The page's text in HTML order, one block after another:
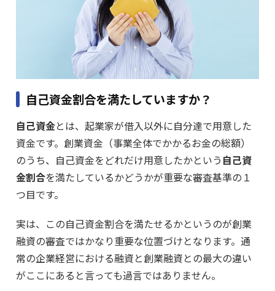
自己資金割合を満たしていますか？
自己資金とは、起業家が借入以外に自分達で用意した
資金です。創業資金（事業全体でかかるお金の総額）
のうち、自己資金をどれだけ用意したかという 自己資
金割合を満たしているかどうかが重要な審査基準の１
つ目です。
実は、この自己資金割合を満たせるかというのが創業
融資の審査ではかなり重要な位置づけとなります。通
常の企業経営における融資と創業融資との最大の違い
がここにあると言っても過言ではありません。